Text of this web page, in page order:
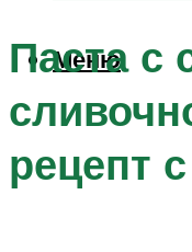
Меню
Паста с
рецепт